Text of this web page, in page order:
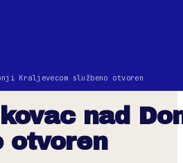
Kraljevecom službeno otvoren
nad
otvoren